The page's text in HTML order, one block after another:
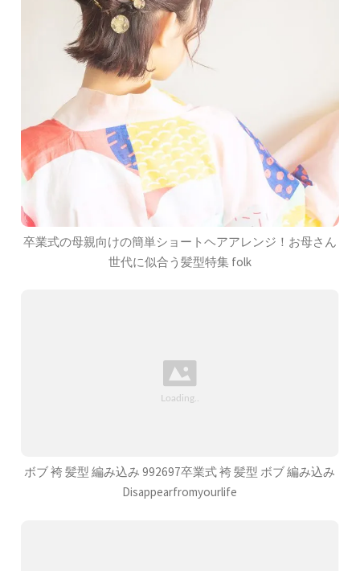
卒業式の母親向けの簡単ショートヘアアレンジ！お母さん
世代に似合う髪型特集 folk
ボブ 袴 髪型 編み込み 992697卒業式 袴 髪型 ボブ 編み込み
Disappearfromyourlife